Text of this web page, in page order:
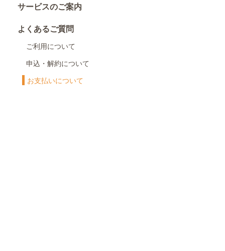
サービスのご案内
よくあるご質問
ご利用について
申込・解約について
お支払いについて